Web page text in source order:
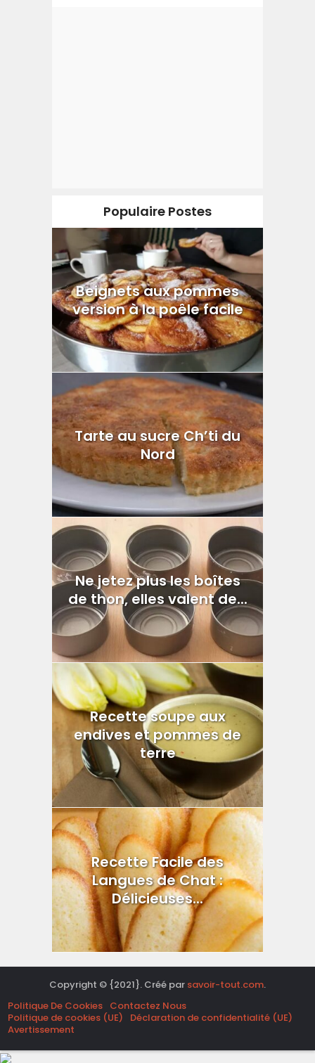
Populaire Postes
Beignets aux pommes
version à la poêle facile
Tarte au sucre Ch’ti du
Nord
Ne jetez plus les boîtes
de thon, elles valent de...
Recette soupe aux
endives et pommes de
terre
Recette Facile des
Langues de Chat :
Délicieuses...
Copyright © {2021}. Créé par savoir-tout.com.
Politique De Cookies Contactez Nous
Politique de cookies (UE)
Déclaration de confidentialité (UE)
Avertissement